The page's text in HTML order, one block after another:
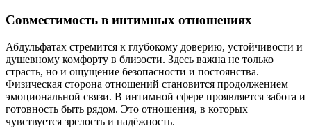
Совместимость в интимных отношениях
Абдульфатах стремится к глубокому доверию, устойчивости и
душевному комфорту в близости. Здесь важна не только
страсть, но и ощущение безопасности и постоянства.
Физическая сторона отношений становится продолжением
эмоциональной связи. В интимной сфере проявляется забота и
готовность быть рядом. Это отношения, в которых
чувствуется зрелость и надёжность.